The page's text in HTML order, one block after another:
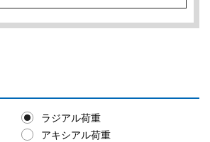
ラジアル荷重
アキシアル荷重